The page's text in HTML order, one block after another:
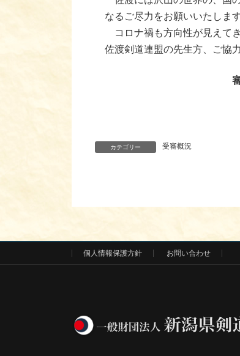
なるご尽力をお願いいたします
コロナ禍も方向性が見えて
佐渡剣道連盟の先生方、ご協
カテゴリー 受審概況
個人情報保護方針 お問い合わせ